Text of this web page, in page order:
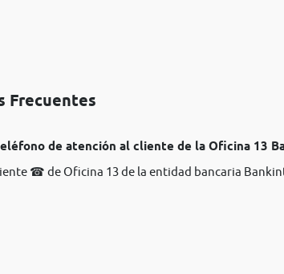
Frecuentes
de atención al cliente de la Oficina 13
☎ de Oficina 13 de la entidad bancaria